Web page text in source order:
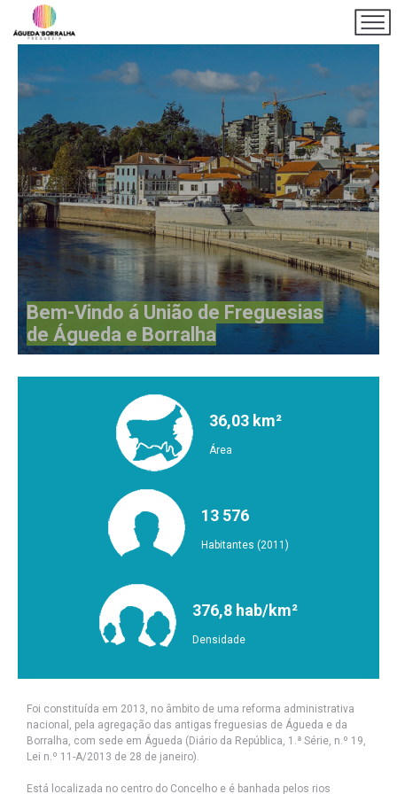
Bem-Vindo á União de Freguesias
de Águeda e Borralha
36,03 km²
Área
13 576
Habitantes (2011)
376,8 hab/km²
Densidade
Foi constituída em 2013, no âmbito de uma reforma administrativa
nacional, pela agregação das antigas freguesias de Águeda e da
Borralha, com sede em Águeda (Diário da República, 1.ª Série, n.º 19,
Lei n.º 11-A/2013 de 28 de janeiro).
Está localizada no centro do Concelho e é banhada pelos rios